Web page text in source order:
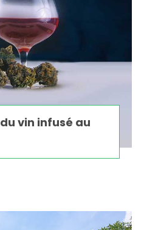
vin infusé au